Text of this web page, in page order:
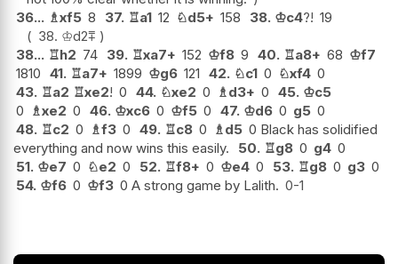
36... ♗xf5 8 37. ♖a1 12 ♘d5+ 158 38. ♔c4?! 19
38. ♔d2⩱
38... ♖h2 74 39. ♖xa7+ 152 ♔f8 9 40. ♖a8+ 68 ♔f7
1810 41. ♖a7+ 1899 ♔g6 121 42. ♘c1 0 ♘xf4 0
43. ♖a2 ♖xe2! 0 44. ♘xe2 0 ♗d3+ 0 45. ♔c5
0 ♗xe2 0 46. ♔xc6 0 ♔f5 0 47. ♔d6 0 g5 0
48. ♖c2 0 ♗f3 0 49. ♖c8 0 ♗d5 0 Black has solidified
everything and now wins this easily.
50. ♖g8 0 g4 0
51. ♔e7 0 ♘e2 0 52. ♖f8+ 0 ♔e4 0 53. ♖g8 0 g3 0
54. ♔f6 0 ♔f3 0 A strong game by Lalith. 0-1